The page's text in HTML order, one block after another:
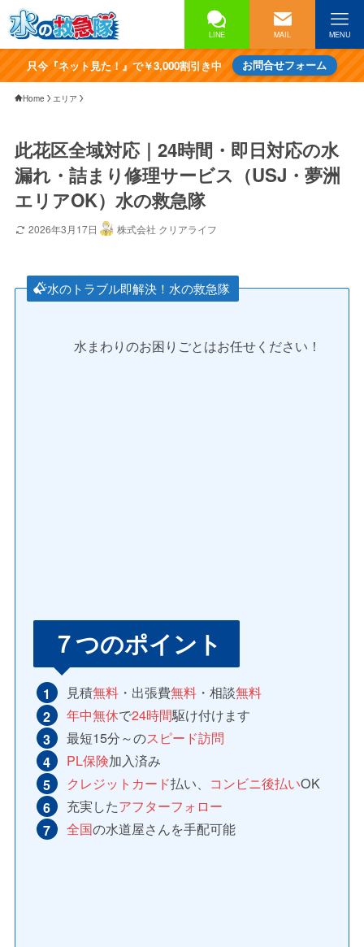
LINE MAIL MENU
只今『ネット見た！』で￥3,000割引き中 お問合せフォーム
Home エリア
此花区全域対応｜24時間・即日対応の水
漏れ・詰まり修理サービス（USJ・夢洲
エリアOK）水の救急隊
2026年3月17日 株式会社 クリアライフ
水のトラブル即解決！水の救急隊
水まわりのお困りごとはお任せください！
７つのポイント
見積無料・出張費無料・相談無料
年中無休で24時間駆け付けます
最短15分～のスピード訪問
PL保険加入済み
クレジットカード払い、 コンビニ後払いOK
充実したアフターフォロー
全国の水道屋さんを手配可能